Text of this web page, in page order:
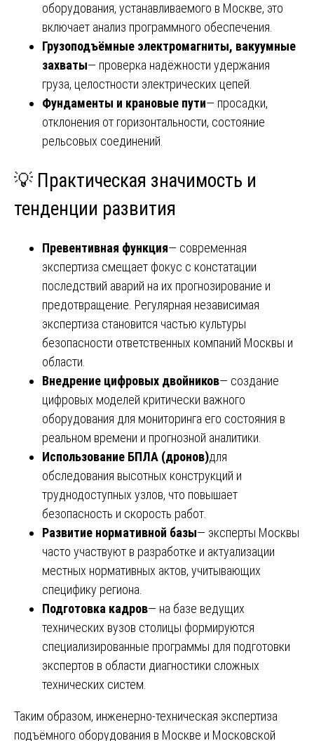
оборудования, устанавливаемого в Москве, это
включает анализ программного обеспечения.
Грузоподъёмные электромагниты, вакуумные
захваты— проверка надёжности удержания
груза, целостности электрических цепей.
Фундаменты и крановые пути— просадки,
отклонения от горизонтальности, состояние
рельсовых соединений.
💡 Практическая значимость и
тенденции развития
Превентивная функция— современная
экспертиза смещает фокус с констатации
последствий аварий на их прогнозирование и
предотвращение. Регулярная независимая
экспертиза становится частью культуры
безопасности ответственных компаний Москвы и
области.
Внедрение цифровых двойников— создание
цифровых моделей критически важного
оборудования для мониторинга его состояния в
реальном времени и прогнозной аналитики.
Использование БПЛА (дронов)для
обследования высотных конструкций и
труднодоступных узлов, что повышает
безопасность и скорость работ.
Развитие нормативной базы— эксперты Москвы
часто участвуют в разработке и актуализации
местных нормативных актов, учитывающих
специфику региона.
Подготовка кадров— на базе ведущих
технических вузов столицы формируются
специализированные программы для подготовки
экспертов в области диагностики сложных
технических систем.
Таким образом, инженерно-техническая экспертиза
подъёмного оборудования в Москве и Московской